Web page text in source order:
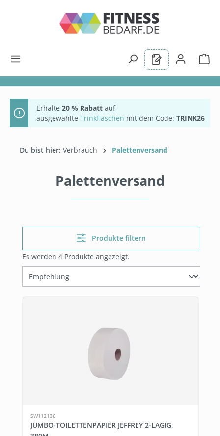
Erhalte 20 % Rabatt auf
ausgewählte Trinkflaschen mit dem Code: TRINK26
Du bist hier: Verbrauch Palettenversand
Palettenversand
Produkte filtern
Es werden 4 Produkte angezeigt.
SW112136
JUMBO-TOILETTENPAPIER JEFFREY 2-LAGIG,